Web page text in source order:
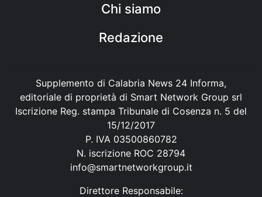
Chi siamo
Redazione
Supplemento di Calabria News 24 Informa,
editoriale di proprietà di Smart Network Group srl
Iscrizione Reg. stampa Tribunale di Cosenza n. 5 del
15/12/2017
P. IVA 03500860782
N. iscrizione ROC 28794
info@smartnetworkgroup.it
Direttore Responsabile: